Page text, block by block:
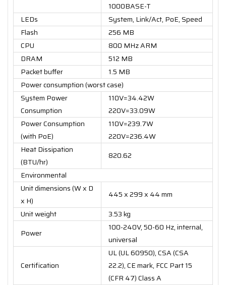
1000BASE-T
LEDs
System, Link/Act, PoE, Speed
Flash
256 MB
CPU
800 MHz ARM
DRAM
512 MB
Packet buffer
1.5 MB
Power consumption (worst case)
System Power
Consumption
110V=34.42W
220V=33.09W
Power Consumption
(with PoE)
110V=239.7W
220V=236.4W
Heat Dissipation
(BTU/hr)
820.62
Environmental
Unit dimensions (W x D
x H)
445 x 299 x 44 mm
Unit weight
3.53 kg
Power
100-240V, 50-60 Hz, internal,
universal
Certification
UL (UL 60950), CSA (CSA
22.2), CE mark, FCC Part 15
(CFR 47) Class A